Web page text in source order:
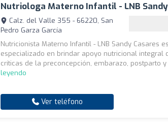
Nutriologa Materno Infantil - LNB
Calz. del Valle 355 - 66220, San
Pedro Garza García
Nutricionista Materno Infantil - LNB Sandy Casares
especializado en brindar apoyo nutricional integral
críticas de la preconcepción, embarazo, postparto y
leyendo
Ver teléfono